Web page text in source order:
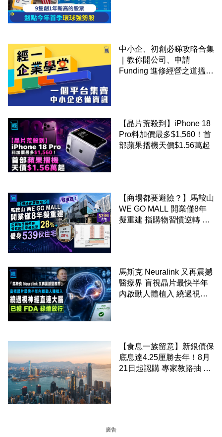
中小企、初創必睇攻略合集
｜教你開公司、申請
Funding 進修經營之道搵大
【晶片荒殺到】iPhone 18
Pro料加價最多$1,560！首
部蘋果摺機天價$1.56萬起
【商場都要避險？】馬鞍山
WE GO MALL 開業僅8年
擬重建 指購物習慣逆轉 餐
馬斯克 Neuralink 又再震撼
醫療界 盲視晶片最快半年
內啟動人體植入 繞過視神
【食息一族留意】新銀債保
底息達4.25厘勝去年！8月
21日起認購 專家教路抽 20
廣告